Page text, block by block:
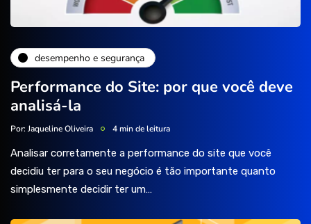
desempenho e segurança
Performance do Site: por que você deve
analisá-la
Por: Jaqueline Oliveira 4 min de leitura
Analisar corretamente a performance do site que você
decidiu ter para o seu negócio é tão importante quanto
simplesmente decidir ter um…